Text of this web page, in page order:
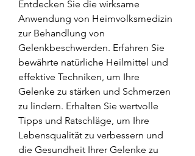
Entdecken Sie die wirksame
Anwendung von Heimvolksmedizin
zur Behandlung von
Gelenkbeschwerden. Erfahren Sie
bewährte natürliche Heilmittel und
effektive Techniken, um Ihre
Gelenke zu stärken und Schmerzen
zu lindern. Erhalten Sie wertvolle
Tipps und Ratschläge, um Ihre
Lebensqualität zu verbessern und
die Gesundheit Ihrer Gelenke zu